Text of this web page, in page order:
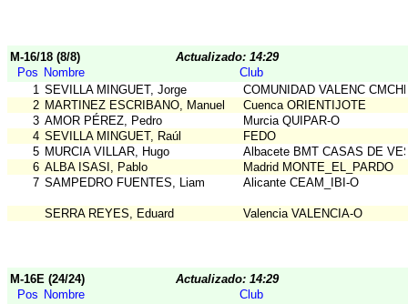
M-16/18 (8/8)
Actualizado: 14:29
Pos Nombre
Club
1 SEVILLA MINGUET, Jorge
COMUNIDAD VALENC
2 MARTINEZ ESCRIBANO, Manuel
Cuenca ORIENTIJOTE
3 AMOR PÉREZ, Pedro
Murcia QUIPAR-O
4 SEVILLA MINGUET, Raúl
FEDO
5 MURCIA VILLAR, Hugo
Albacete BMT CASAS DE
6 ALBA ISASI, Pablo
Madrid MONTE_EL_PARDO
7 SAMPEDRO FUENTES, Liam Alicante CEAM_IBI-O
SERRA REYES, Eduard Valencia VALENCIA-O
M-16E (24/24)
Actualizado: 14:29
Pos Nombre
Club